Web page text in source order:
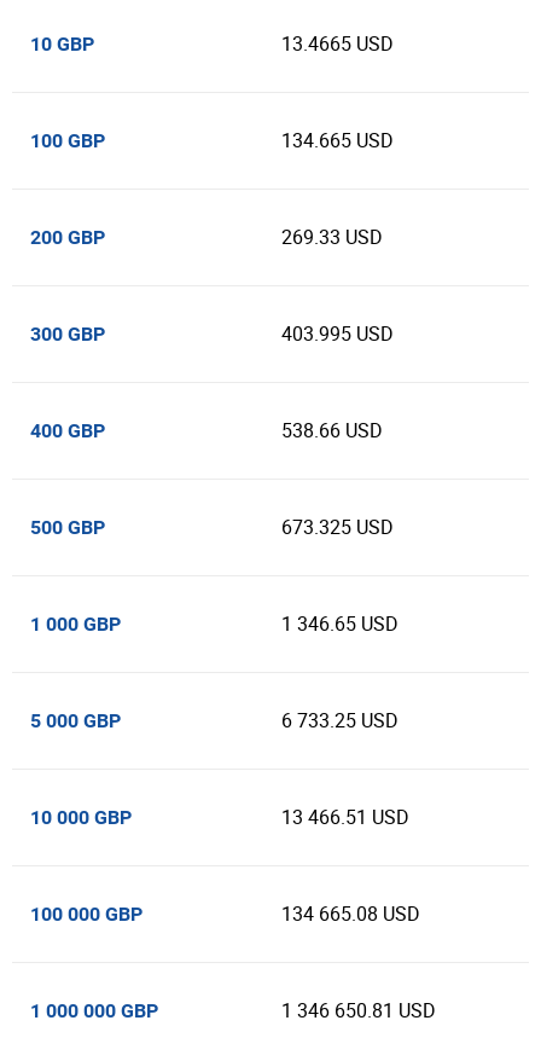
10 GBP 13.4665 USD
100 GBP 134.665 USD
200 GBP 269.33 USD
300 GBP 403.995 USD
400 GBP 538.66 USD
500 GBP 673.325 USD
1 000 GBP 1 346.65 USD
5 000 GBP 6 733.25 USD
10 000 GBP 13 466.51 USD
100 000 GBP 134 665.08 USD
1 000 000 GBP 1 346 650.81 USD